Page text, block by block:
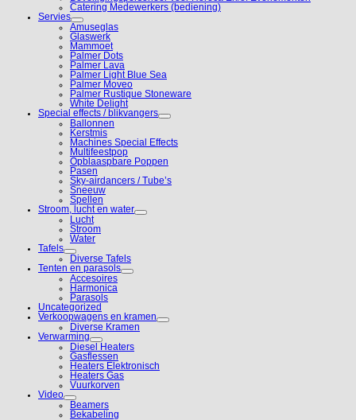
Catering Medewerkers (bediening)
Servies
Amuseglas
Glaswerk
Mammoet
Palmer Dots
Palmer Lava
Palmer Light Blue Sea
Palmer Moveo
Palmer Rustique Stoneware
White Delight
Special effects / blikvangers
Ballonnen
Kerstmis
Machines Special Effects
Multifeestpop
Opblaaspbare Poppen
Pasen
Sky-airdancers / Tube’s
Sneeuw
Spellen
Stroom, lucht en water
Lucht
Stroom
Water
Tafels
Diverse Tafels
Tenten en parasols
Accesoires
Harmonica
Parasols
Uncategorized
Verkoopwagens en kramen
Diverse Kramen
Verwarming
Diesel Heaters
Gasflessen
Heaters Elektronisch
Heaters Gas
Vuurkorven
Video
Beamers
Bekabeling